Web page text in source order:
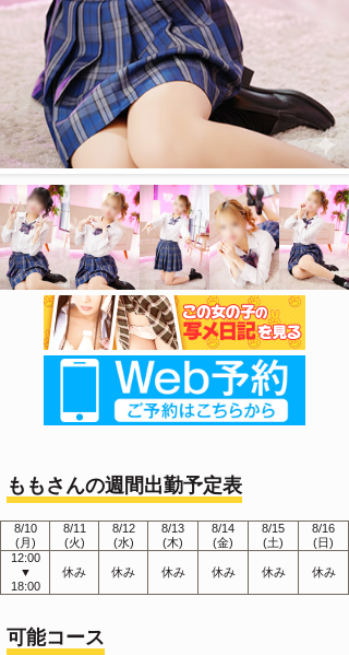
ももさんの週間出勤予定表
8/10
(月)
8/11
(火)
8/12
(水)
8/13
(木)
8/14
(金)
8/15
(土)
8/16
(日)
12:00
▼
18:00
休み 休み 休み 休み 休み 休み
可能コース